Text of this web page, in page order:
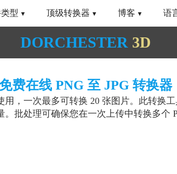
型 顶级转换器 博客 语
DORCHESTER 3D
费在线 PNG 至 JPG 转换器
用，一次最多可转换 20 张图片。此转换
。批处理可确保您在一次上传中转换多个